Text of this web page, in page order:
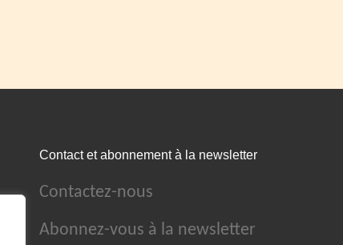
Contact et abonnement à la newsletter
Contactez-nous
Abonnez-vous à la newsletter